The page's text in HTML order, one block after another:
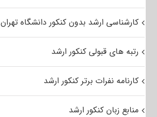
کارشناسی ارشد بدون کنکور دانشگاه تهران
رتبه های قبولی کنکور ارشد
کارنامه نفرات برتر کنکور ارشد
منابع زبان کنکور ارشد